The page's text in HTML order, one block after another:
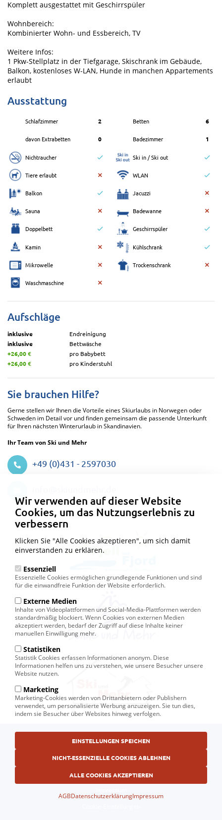
Komplett ausgestattet mit Geschirrspüler
Wohnbereich:
Kombinierter Wohn- und Essbereich, TV
Weitere Infos:
1 Pkw-Stellplatz in der Tiefgarage, Skischrank im Gebäude,
Balkon, kostenloses W-LAN, Hunde in manchen Appartements
erlaubt
Ausstattung
Schlafzimmer 2 Betten 6
davon Extrabetten 0 Badezimmer 1
Nichtraucher Ski in / Ski out
Tiere erlaubt WLAN
Balkon Jacuzzi
Sauna Badewanne
Doppelbett Geschirrspüler
Kamin Kühlschrank
Mikrowelle Trockenschrank
Waschmaschine
Aufschläge
inklusive
Endreinigung
inklusive
Bettwäsche
+26,00 €
pro Babybett
+26,00 €
pro Kinderstuhl
Sie brauchen Hilfe?
Gerne stellen wir Ihnen die Vorteile eines Skiurlaubs in Norwegen oder
Schweden im Detail vor und finden gemeinsam die passende Unterkunft
für Ihren nächsten Winterurlaub in Skandinavien.
Ihr Team von Ski und Mehr
+49 (0)431 - 2597030
Fußbereichsmenü© Ski und Mehr, Ihr Reiseveranstalter in Kiel
AGB
Datenschutzerklärung
Wir verwenden auf dieser Website
Cookies, um das Nutzungserlebnis zu
verbessern
Klicken Sie "Alle Cookies akzeptieren", um sich damit
einverstanden zu erklären.
Essenziell
Essenzielle Cookies ermöglichen grundlegende Funktionen und sind
für die einwandfreie Funktion der Website erforderlich.
Externe Medien
Inhalte von Videoplattformen und Social-Media-Plattformen werden
standardmäßig blockiert. Wenn Cookies von externen Medien
akzeptiert werden, bedarf der Zugriff auf diese Inhalte keiner
manuellen Einwilligung mehr.
Statistiken
Statistik Cookies erfassen Informationen anonym. Diese
Informationen helfen uns zu verstehen, wie unsere Besucher unsere
Website nutzen.
Marketing
Marketing-Cookies werden von Drittanbietern oder Publishern
verwendet, um personalisierte Werbung anzuzeigen. Sie tun dies,
indem sie Besucher über Websites hinweg verfolgen.
EINSTELLUNGEN SPEICHEN
NICHT-ESSENZIELLE COOKIES ABLEHNEN
ALLE COOKIES AKZEPTIEREN
AGBDatenschutzerklärungImpressum